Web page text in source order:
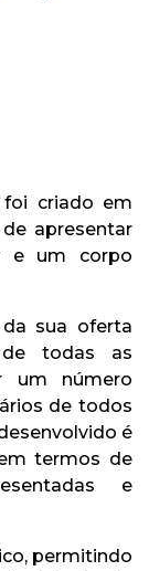
foi criado em
apresentar
e um corpo
sua oferta
todas as
um número
de todos
é
termos de
e
permitindo